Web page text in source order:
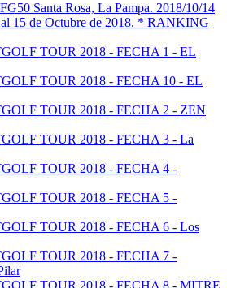
Santa Rosa, La Pampa. 2018/10/14
15 de Octubre de 2018. * RANKING
TOUR 2018 - FECHA 1 - EL
TOUR 2018 - FECHA 10 - EL
TOUR 2018 - FECHA 2 - ZEN
TOUR 2018 - FECHA 3 - La
TOUR 2018 - FECHA 4 -
TOUR 2018 - FECHA 5 -
TOUR 2018 - FECHA 6 - Los
TOUR 2018 - FECHA 7 -
TOUR 2018 - FECHA 8 - MITRE